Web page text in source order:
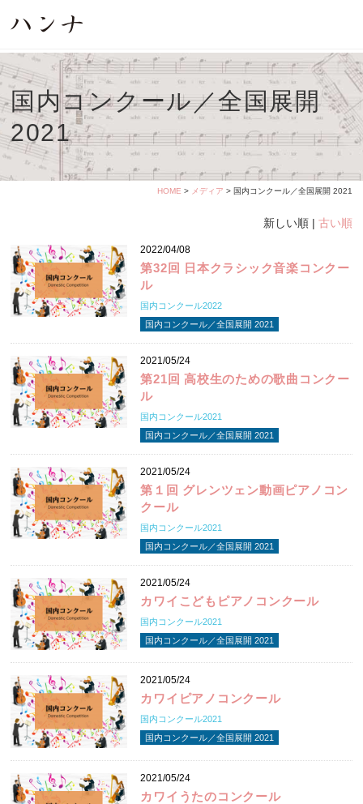
国内コンクール／全国展開
2021
HOME > メディア > 国内コンクール／全国展開 2021
新しい順 | 古い順
2022/04/08
第32回 日本クラシック音楽コンクー
ル
国内コンクール2022
国内コンクール／全国展開 2021
2021/05/24
第21回 高校生のための歌曲コンクー
ル
国内コンクール2021
国内コンクール／全国展開 2021
2021/05/24
第１回 グレンツェン動画ピアノコン
クール
国内コンクール2021
国内コンクール／全国展開 2021
2021/05/24
カワイこどもピアノコンクール
国内コンクール2021
国内コンクール／全国展開 2021
2021/05/24
カワイピアノコンクール
国内コンクール2021
国内コンクール／全国展開 2021
2021/05/24
カワイうたのコンクール